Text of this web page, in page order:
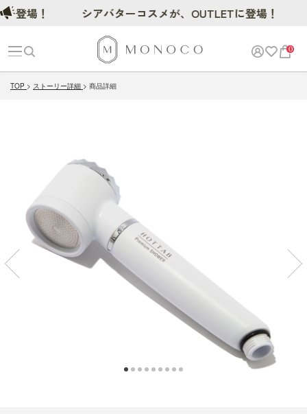
0
TOP ストーリー詳細 商品詳細
場！ シアバターコスメが、OUTLETに登場！